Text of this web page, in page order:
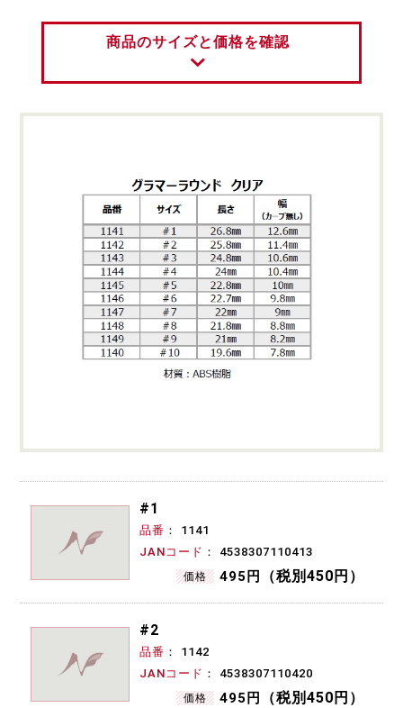
商品のサイズと価格を確認
#1
品番
1141
JANコード
4538307110413
価格 495円 （税別450円）
#2
品番
1142
JANコード
4538307110420
価格 495円 （税別450円）